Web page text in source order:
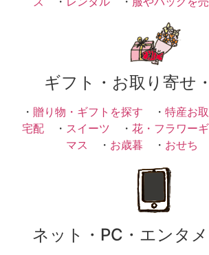
ギフト・お取り寄せ
・ 贈り物・ギフトを探す ・ 特産お
宅配 ・ スイーツ ・ 花・フラワー
マス ・ お歳暮 ・ おせち
ネット・PC・エンタ